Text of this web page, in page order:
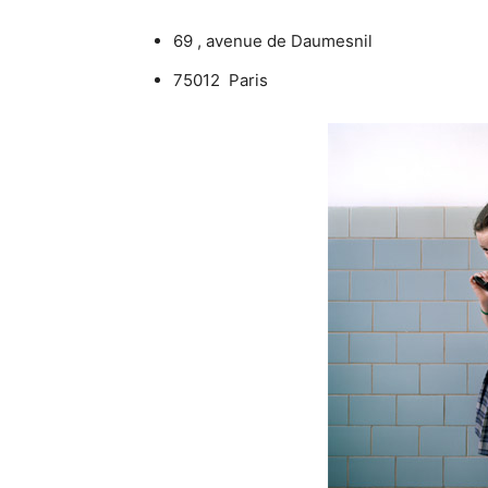
69 , avenue de Daumesnil
75012 Paris